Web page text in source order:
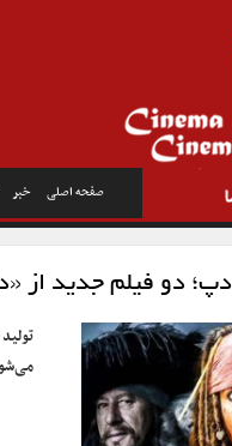
صفحه اصلی خبر
دو فیلم‌ جدید از